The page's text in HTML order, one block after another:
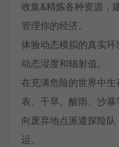
收集&精炼各种资源，
管理你的经济。
体验动态模拟的真实
动态湿度和辐射值。
在充满危险的世界中
表、干旱、酸雨、沙暴
向废弃地点派遣探险
运。